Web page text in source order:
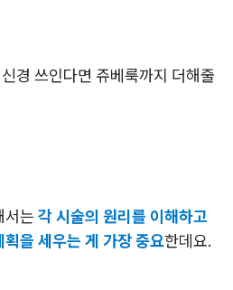
경 쓰인다면 쥬베룩까지 더해줄
서는 각 시술의 원리를 이해하고
을 세우는 게 가장 중요한데요.